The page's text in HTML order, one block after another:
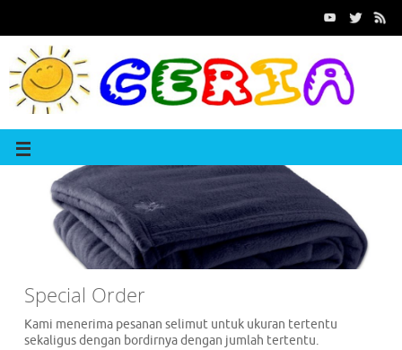
Special Order
Kami menerima pesanan selimut untuk ukuran tertentu
sekaligus dengan bordirnya dengan jumlah tertentu.